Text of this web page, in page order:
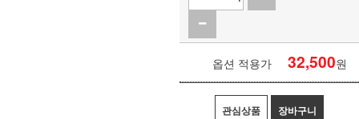
옵션 적용가 32,500원
관심상품 장바구니